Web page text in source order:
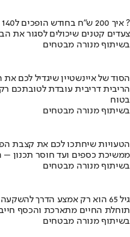
איך 200 ש"ח בחודש הופכים ל140 אלף ?
צעדים קטנים שיכולים לסגור את
בשיתוף מנורה מבטחים
הסוד של איינשטיין שיגדיל לכם את
הריבית דריבית עובדת לטובתכם
בטוח
בשיתוף מנורה מבטחים
הטעויות שיחתכו לכם את קצבת
ממשיכת כספים ועד חוסר תכנון
בשיתוף מנורה מבטחים
גיל 65 הוא רק אמצע הדרך להשקעה
תוחלת החיים מתארכת והכסף חייב
בשיתוף מנורה מבטחים